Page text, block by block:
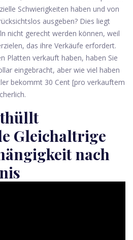
Schwierigkeiten haben und von
ausgeben? Dies liegt
nicht gerecht werden können, weil
das ihre Verkäufe erfordert.
Platten verkauft haben, haben Sie
eingebracht, aber wie viel haben
bekommt 30 Cent [pro verkauftem
Gleichaltrige
nach